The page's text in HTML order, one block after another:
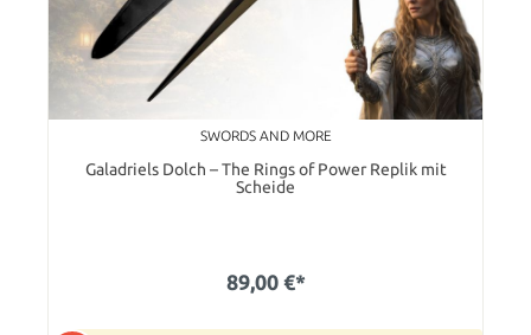
SWORDS AND MORE
Galadriels Dolch – The Rings of Power Replik mit
Scheide
89,00 €*